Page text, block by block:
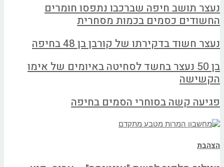
נעצר תושב חיפה שברכבו נתפסו חומרים
החשודים כסמים בכמות מסחרית
נעצר חשוד בדקירתו של קורבן בן 48 בחיפה
בן 50 נעצר בחשד לסחיטה באיומים של אימו
הקשישה
פגיעה קשה בסוחרי הסמים בחיפה
הצהבת